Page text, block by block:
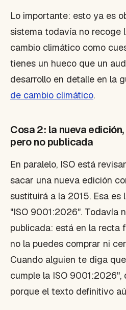
Lo importante: esto ya es
sistema todavía no recoge
cambio climático como
tienes un hueco que un
desarrollo en detalle en la
de cambio climático.
Cosa 2: la nueva
pero no publicada
En paralelo, ISO está
sacar una nueva edición
sustituirá a la 2015. Esa es
"ISO 9001:2026". Todavía
publicada: está en la recta
no la puedes comprar ni
Cuando alguien te diga
cumple la ISO 9001:2026",
porque el texto definitivo